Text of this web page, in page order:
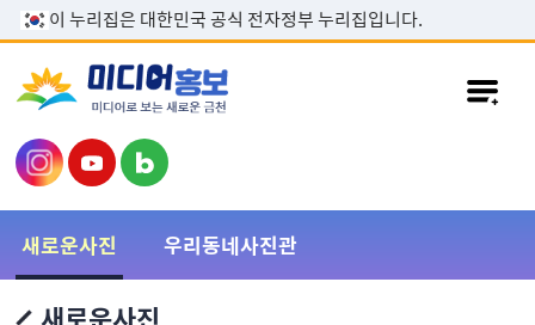
본문 바로가기
이 누리집은 대한민국 공식 전자정부 누리집입니다.
새로운사진 우리동네사진관